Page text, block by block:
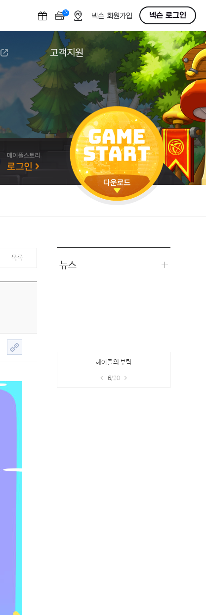
N OFF넥슨 회원가입 넥슨 로그인
고객지원
도움말/1:1문의
버그악용/불법프로그램 신고
게임 접근성
목록
뉴스
프리미엄PC방 접속보상 이벤트 & 기프
7/20